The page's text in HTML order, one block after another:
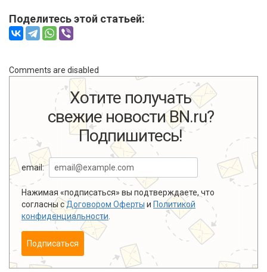
Поделитесь этой статьей:
Comments are disabled
Хотите получать
свежие новости BN.ru?
Подпишитесь!
email:
Нажимая «подписаться» вы подтверждаете, что
согласны сДоговором Оферты и Политикой
конфиденциальности
Подписаться